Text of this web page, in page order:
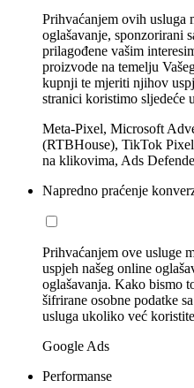
Prihvaćanjem ovih usluga
oglašavanje, sponzorirani
prilagođene vašim
proizvode na temelju
kupnji te mjeriti njihov
stranici koristimo sljedeće
Meta-Pixel, Microsoft
(RTBHouse), TikTok
na klikovima, Ads
Napredno praćenje
Prihvaćanjem ove usluge
uspjeh našeg online
oglašavanja. Kako bismo
šifrirane osobne podatke
usluga ukoliko već
Google Ads
Performanse